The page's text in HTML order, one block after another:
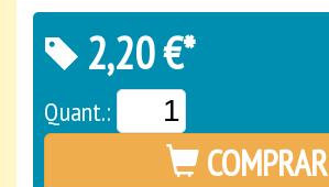
2,20 €*
Quant.:
COMPRAR